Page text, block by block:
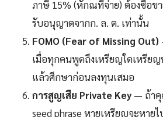
ภาษี 15% (หักณที่จ่าย) ต้องซื้อข
รับอนุญาตจากก. ล. ต. เท่านั้น
FOMO (Fear of Missing Out)
เมื่อทุกคนพูดถึงเหรียญใดเหรีย
แล้วศึกษาก่อนลงทุนเสมอ
การสูญเสีย Private Key — ถ้าคุ
seed phrase หายเหรียญจะหาย